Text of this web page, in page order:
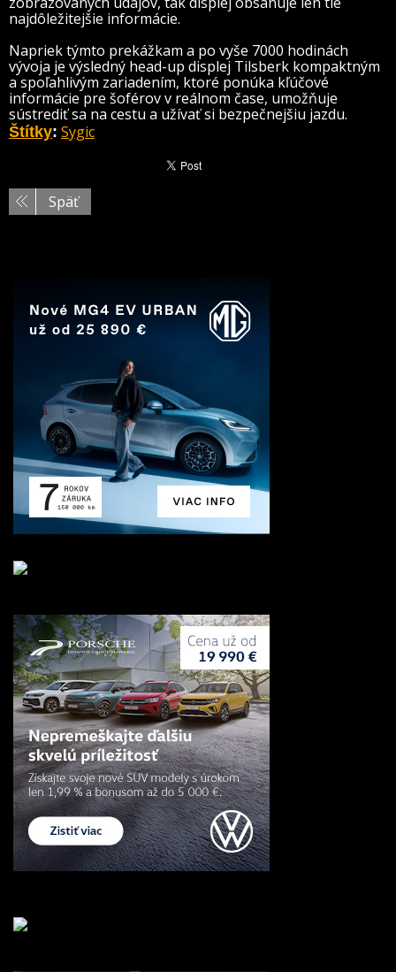
najdôležitejšie informácie.
Napriek týmto prekážkam a po vyše 7000 hodinách
vývoja je výsledný head-up displej Tilsberk kompaktným
a spoľahlivým zariadením, ktoré ponúka kľúčové
informácie pre šoférov v reálnom čase, umožňuje
sústrediť sa na cestu a užívať si bezpečnejšiu jazdu.
Štítky: Sygic
Späť